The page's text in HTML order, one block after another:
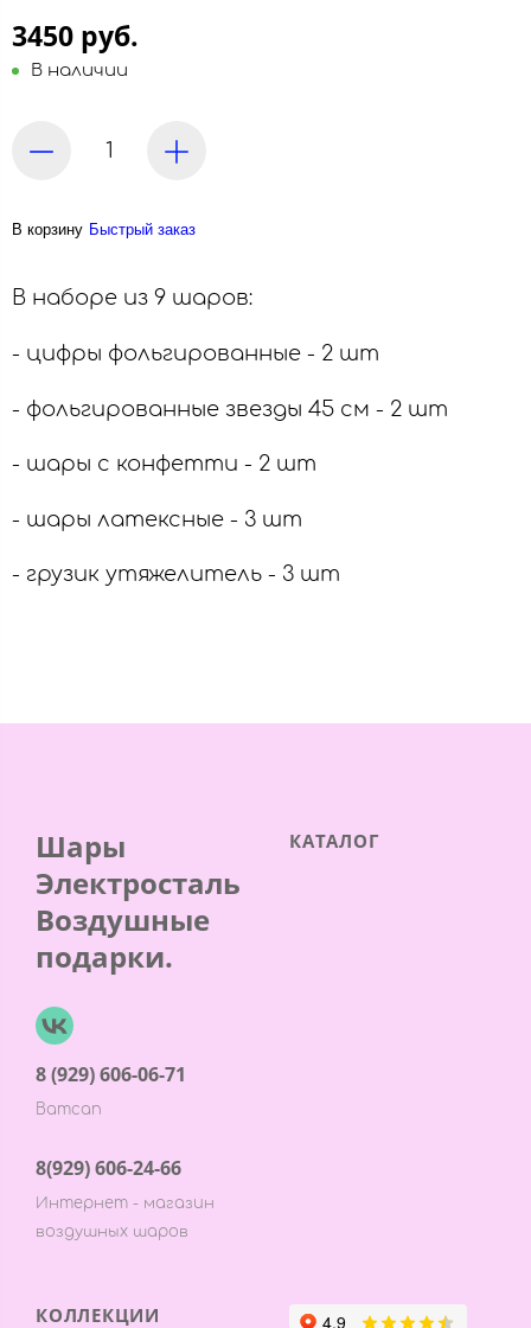
3450 руб.
В наличии
В корзину Быстрый заказ
В наборе из 9 шаров:
- цифры фольгированные - 2 шт
- фольгированные звезды 45 см - 2 шт
- шары с конфетти - 2 шт
- шары латексные - 3 шт
- грузик утяжелитель - 3 шт
Шары
Электросталь
Воздушные
подарки.
8 (929) 606-06-71
Ватсап
8(929) 606-24-66
Интернет - магазин
воздушных шаров
КАТАЛОГ
КОЛЛЕКЦИИ